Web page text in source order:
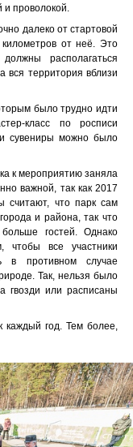
проволокой.
далеко от стартовой
от неё. Это
располагаться
вся территория вблизи
было трудно идти
класс по росписи
сувениры можно было
к мероприятию заняла
важной, так как 2017
считают, что парк сам
и района, так что
гостей. Однако
чтобы все участники
в противном случае
Так, нельзя было
гвозди или расписаны
каждый год. Тем более,